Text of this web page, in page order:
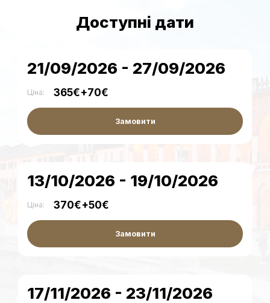
Доступні дати
21/09/2026 - 27/09/2026
Ціна: 365€+70€
Замовити
13/10/2026 - 19/10/2026
Ціна: 370€+50€
Замовити
17/11/2026 - 23/11/2026